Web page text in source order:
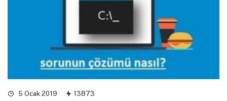
5 Ocak 2019 13873